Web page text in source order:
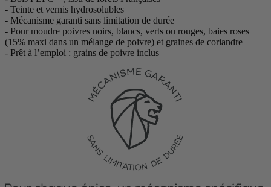
- Teinte et vernis hydrosolubles
- Mécanisme garanti sans limitation de durée
- Pour moudre poivres noirs, blancs, verts ou rouges, baies roses
(15% maxi dans un mélange de poivre) et graines de coriandre
- Prêt à l’emploi : grains de poivre inclus